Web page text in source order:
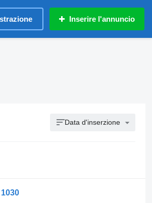
Inserire l'annuncio
Data d'inserzione